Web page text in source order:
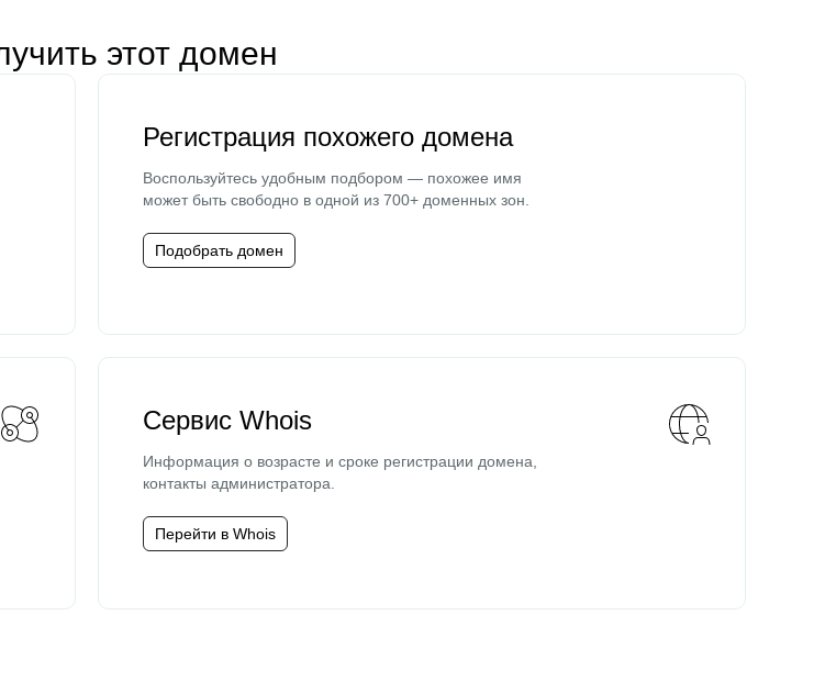
этот домен
Регистрация похожего домена
Воспользуйтесь удобным подбором — похожее имя
может быть свободно в одной из 700+ доменных зон.
Подобрать домен
Сервис Whois
Информация о возрасте и сроке регистрации домена,
контакты администратора.
Перейти в Whois